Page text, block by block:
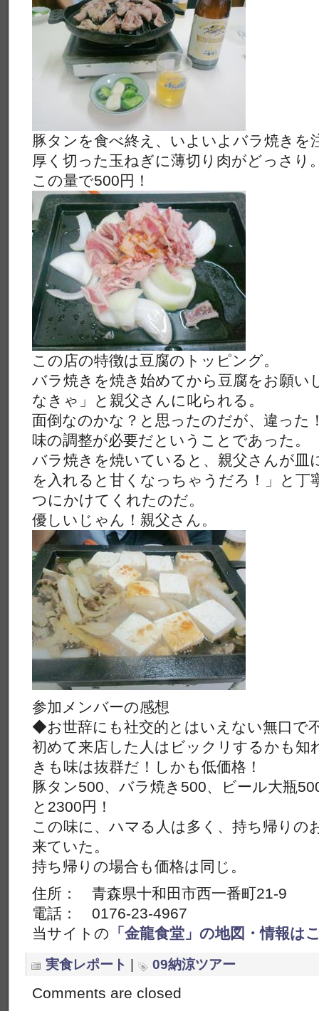
豚タンを食べ終え、いよいよバラ焼きを
厚く切った玉ねぎに薄切り肉がどっさり
この量で500円！
この店の特徴は豆腐のトッピング。
バラ焼きを焼き始めてから豆腐をお願い
なきゃ」と親父さんに叱られる。
面倒なのかな？と思ったのだが、違った
味の調整が必要だということであった。
バラ焼きを焼いていると、親父さんが皿
を入れると甘くなっちゃうだろ！」と丁
つにかけてくれたのだ。
優しいじゃん！親父さん。
参加メンバーの感想
◆お世辞にも社交的とはいえない無口で
初めて来店した人はビックリするかも知
きも味は抜群だ！しかも低価格！
豚タン500、バラ焼き500、ビール大瓶
と2300円！
この味に、ハマる人は多く、持ち帰りの
来ていた。
持ち帰りの場合も価格は同じ。
住所： 青森県十和田市西一番町21-9
電話： 0176-23-4967
当サイトの 「金龍食堂」の地図・情報は
実食レポート 09納涼ツアー
Comments are closed